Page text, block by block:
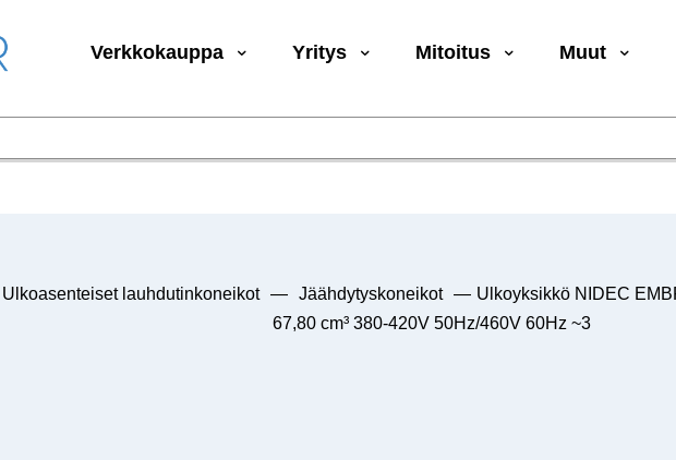
Verkkokauppa Yritys Mitoitus Muut
Ulkoasenteiset lauhdutinkoneikot — Jäähdytyskoneikot — Ulkoyksikkö NIDEC
67,80 cm³ 380-420V 50Hz/460V 60Hz ~3